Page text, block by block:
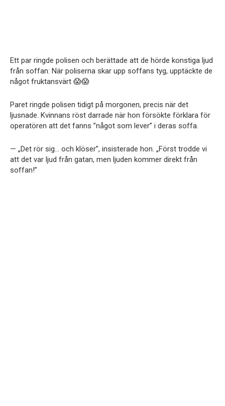
Ett par ringde polisen och berättade att de hörde konstiga ljud
från soffan: När poliserna skar upp soffans tyg, upptäckte de
något fruktansvärt 😱😱
Paret ringde polisen tidigt på morgonen, precis när det
ljusnade. Kvinnans röst darrade när hon försökte förklara för
operatören att det fanns ”något som lever” i deras soffa.
— „Det rör sig… och klöser”, insisterade hon. „Först trodde vi
att det var ljud från gatan, men ljuden kommer direkt från
soffan!”